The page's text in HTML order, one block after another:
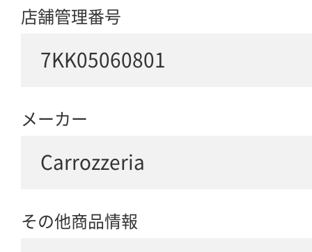
店舗管理番号
7KK05060801
メーカー
Carrozzeria
その他商品情報